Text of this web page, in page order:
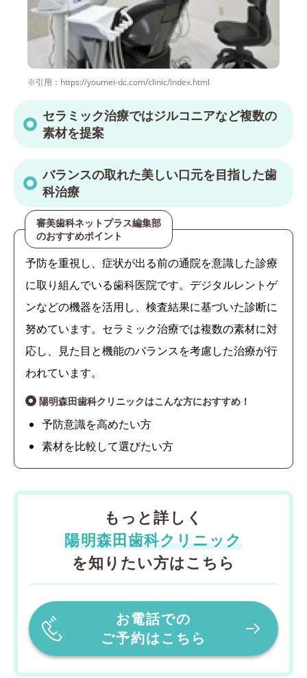
※引用：https://youmei-dc.com/clinic/index.html
セラミック治療ではジルコニアなど複数の
素材を提案
バランスの取れた美しい口元を目指した歯
科治療
審美歯科ネットプラス編集部
のおすすめポイント
予防を重視し、症状が出る前の通院を意識した診療
に取り組んでいる歯科医院です。デジタルレントゲ
ンなどの機器を活用し、検査結果に基づいた診断に
努めています。セラミック治療では複数の素材に対
応し、見た目と機能のバランスを考慮した治療が行
われています。
陽明森田歯科クリニックはこんな方におすすめ！
予防意識を高めたい方
素材を比較して選びたい方
もっと詳しく
陽明森田歯科クリニック
を知りたい方はこちら
お電話での
ご予約はこちら